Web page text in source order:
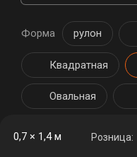
Форма рулон
Квадратная
Овальная
0,7 × 1,4 м Розница: